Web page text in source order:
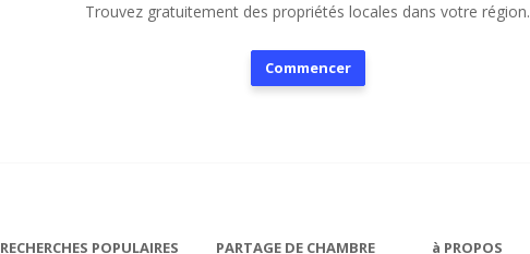
Trouvez gratuitement des propriétés locales dans votre région.
Commencer
RECHERCHES POPULAIRES PARTAGE DE CHAMBRE à PROPOS